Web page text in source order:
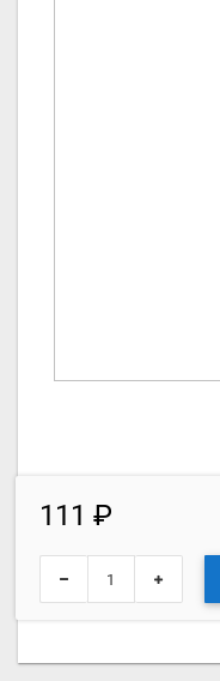
111 ₽